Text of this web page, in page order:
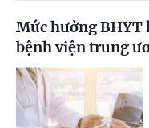
Mức hưởng
bệnh viện trung